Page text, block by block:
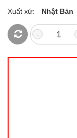
Xuất xứ:
Nhật Bản
-